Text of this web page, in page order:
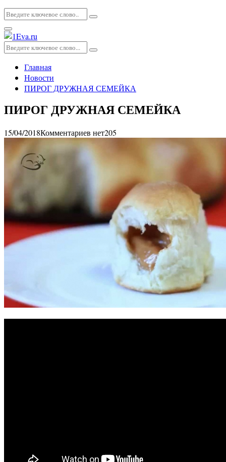
Искать:
Поиск
Основное
меню
Искать:
Поиск
Главная
Новости
ПИРОГ ДРУЖНАЯ СЕМЕЙКА
ПИРОГ ДРУЖНАЯ СЕМЕЙКА
15/04/2018Комментариев нет205